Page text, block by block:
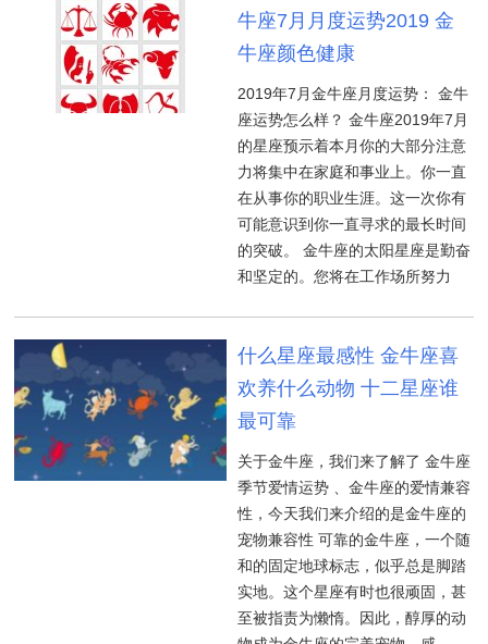
牛座7月月度运势2019 金
牛座颜色健康
2019年7月金牛座月度运势： 金牛
座运势怎么样？ 金牛座2019年7月
的星座预示着本月你的大部分注意
力将集中在家庭和事业上。你一直
在从事你的职业生涯。这一次你有
可能意识到你一直寻求的最长时间
的突破。 金牛座的太阳星座是勤奋
和坚定的。您将在工作场所努力
什么星座最感性 金牛座喜
欢养什么动物 十二星座谁
最可靠
关于金牛座，我们来了解了 金牛座
季节爱情运势 、金牛座的爱情兼容
性，今天我们来介绍的是金牛座的
宠物兼容性 可靠的金牛座，一个随
和的固定地球标志，似乎总是脚踏
实地。这个星座有时也很顽固，甚
至被指责为懒惰。因此，醇厚的动